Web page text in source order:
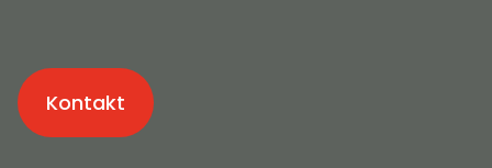
Kontakt